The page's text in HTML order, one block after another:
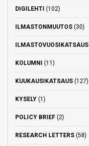
DIGILEHTI (102)
ILMASTONMUUTOS (30)
ILMASTOVUOSIKATSAUS
KOLUMNI (11)
KUUKAUSIKATSAUS (127)
KYSELY (1)
POLICY BRIEF (2)
RESEARCH LETTERS (58)